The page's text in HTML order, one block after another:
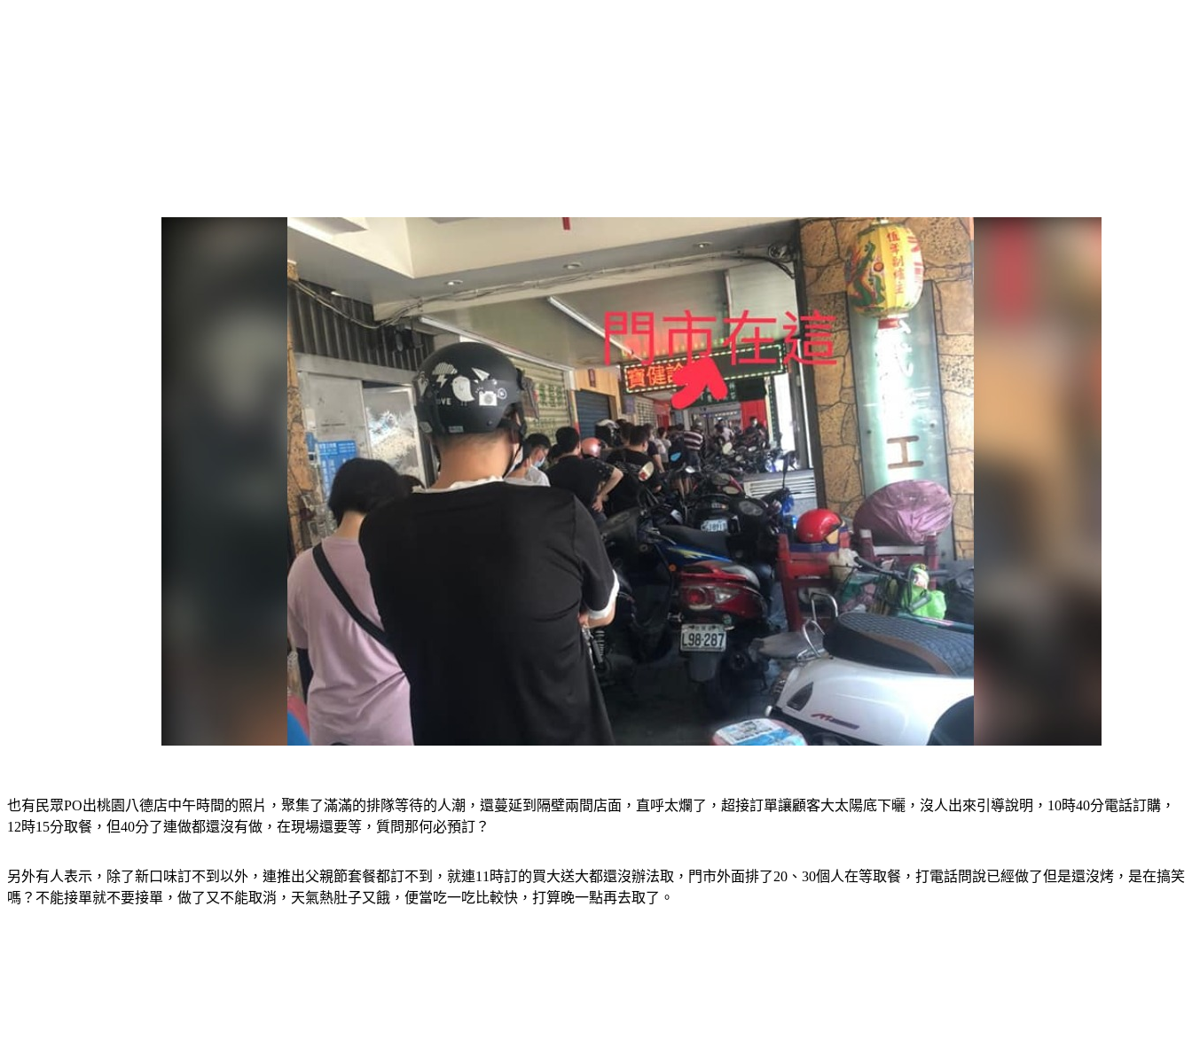
也有民眾PO出桃園八德店中午時間的照片，聚集了滿滿的排隊等待的人潮，還蔓延到隔壁兩間店面，直呼太爛了，超接訂單讓顧客大太陽底下曬，沒人出來引導說明，10時40分電話訂購，
12時15分取餐，但40分了連做都還沒有做，在現場還要等，質問那何必預訂？
另外有人表示，除了新口味訂不到以外，連推出父親節套餐都訂不到，就連11時訂的買大送大都還沒辦法取，門市外面排了20、30個人在等取餐，打電話問說已經做了但是還沒烤，是在搞笑
嗎？不能接單就不要接單，做了又不能取消，天氣熱肚子又餓，便當吃一吃比較快，打算晚一點再去取了。